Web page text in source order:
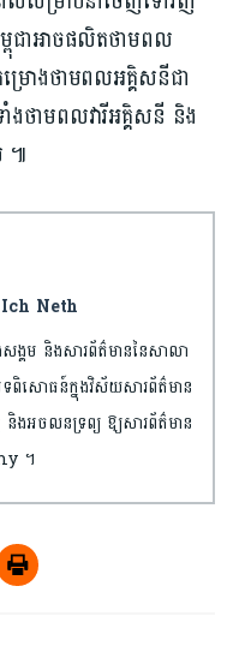
ពុជាអាចផលិត​ថាមពល​
ម្រោងថាមពលអគ្គិសនីជា
ថាមពលវារីអគ្គិសនី និង
៕
Neth
សង្គម និងសារព័ត៌មាន​​នៃសាលា​
ទពិសោធន៍​ក្នុងវិស័យ​សារព័ត៌មាន​
និងអចលនទ្រព្យ​ ឱ្យសារព័ត៌មាន
។​